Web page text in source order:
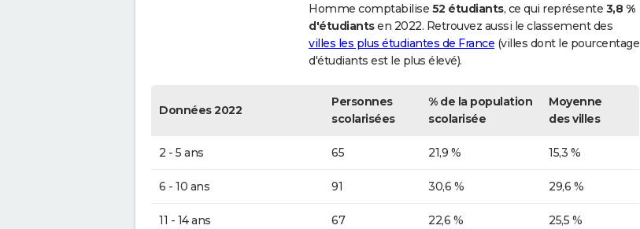
Homme comptabilise 52 étudiants, ce qui représente 3,8 %
d'étudiantsen 2022. Retrouvez aussi le classement des
villes les plus étudiantes de France (villes dont le pourcentage
d'étudiants est le plus élevé).
Données 2022
Personnes
scolarisées
% de la population
scolarisée
Moyenne
des villes
2 - 5 ans 65 21,9 % 15,3 %
6 - 10 ans 91 30,6 % 29,6 %
11 - 14 ans 67 22,6 % 25,5 %